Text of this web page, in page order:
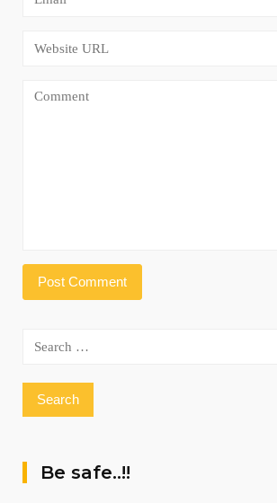
Search
Be safe..!!